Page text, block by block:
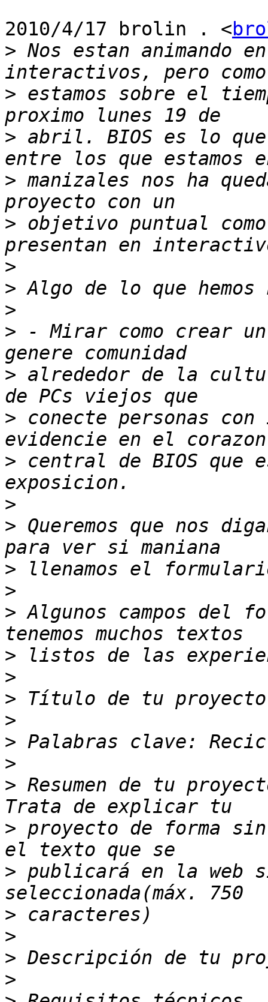
2010/4/17 brolin . <
> Nos estan animando
> estamos sobre el
> abril. BIOS es lo
> manizales nos ha
> objetivo puntual
>
>
>
> - Mirar como crear
> alrededor de la
> conecte personas
> central de BIOS que
>
> Queremos que nos
>
>
> Algunos campos del
>
>
>
>
>
>
> Resumen de tu
> proyecto de forma
> publicará en la web
>
>
>
>